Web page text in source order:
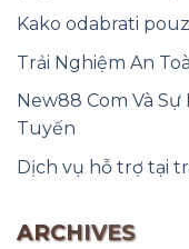
Kako odabrati
Trải Nghiệm An
New88 Com Và
Tuyến
Dịch vụ hỗ trợ tại
ARCHIVES